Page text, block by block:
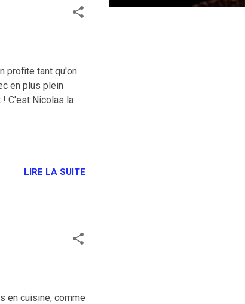
profite tant qu'on
en plus plein
! C'est Nicolas la
LIRE LA SUITE
en cuisine, comme